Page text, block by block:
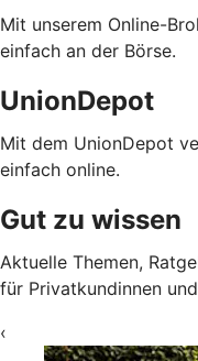
Mit unserem Online-
einfach an der Börse.
UnionDepot
Mit dem UnionDepot
einfach online.
Gut zu wissen
Aktuelle Themen,
für Privatkundinnen
‹